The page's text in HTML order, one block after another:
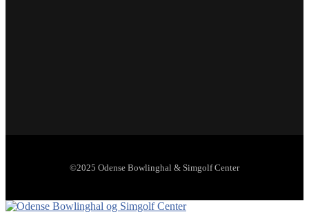
©2025 Odense Bowlinghal & Simgolf Center